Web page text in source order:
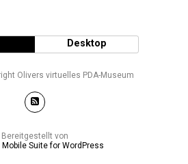
Desktop
Olivers virtuelles PDA-Museum
Bereitgestellt von
Suite for WordPress